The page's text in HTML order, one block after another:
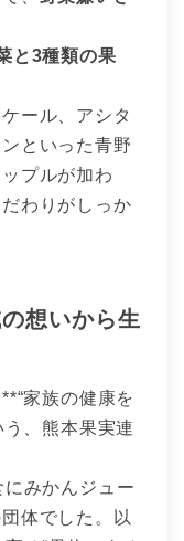
と3種類の果
ール、アシタ
といった青野
プルが加わ
わりがしっか
想いから生
家族の健康を
、熊本果実連
みかんジュー
体でした。以